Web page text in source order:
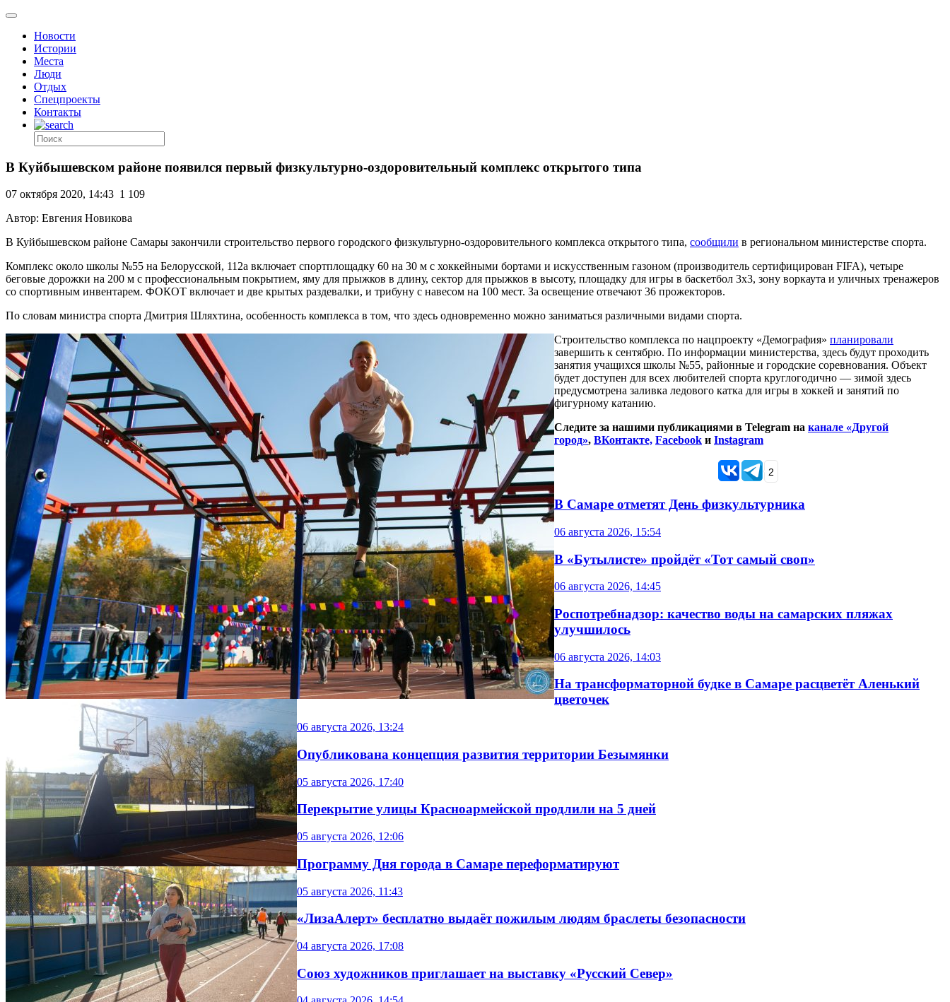
Новости
Истории
Места
Люди
Отдых
Спецпроекты
Контакты
В Куйбышевском районе появился первый физкультурно-оздоровительный комплекс открытого типа
07 октября 2020, 14:43 1 109
Автор: Евгения Новикова
В Куйбышевском районе Самары закончили строительство первого городского физкультурно-оздоровительного комплекса открытого типа, сообщили в региональном министерстве спорта.
Комплекс около школы №55 на Белорусской, 112а включает спортплощадку 60 на 30 м с хоккейными бортами и искусственным газоном (производитель сертифицирован FIFA), четыре
беговые дорожки на 200 м с профессиональным покрытием, яму для прыжков в длину, сектор для прыжков в высоту, площадку для игры в баскетбол 3х3, зону воркаута и уличных тренажеров
со спортивным инвентарем. ФОКОТ включает и две крытых раздевалки, и трибуну с навесом на 100 мест. За освещение отвечают 36 прожекторов.
По словам министра спорта Дмитрия Шляхтина, особенность комплекса в том, что здесь одновременно можно заниматься различными видами спорта.
Строительство комплекса по нацпроекту «Демография» планировали
завершить к сентябрю. По информации министерства, здесь будут проходить
занятия учащихся школы №55, районные и городские соревнования. Объект
будет доступен для всех любителей спорта круглогодично — зимой здесь
предусмотрена заливка ледового катка для игры в хоккей и занятий по
фигурному катанию.
Следите за нашими публикациями в Telegram на канале «Другой
город», ВКонтакте, Facebook и Instagram
2
В Самаре отметят День физкультурника
06 августа 2026, 15:54
В «Бутылисте» пройдёт «Тот самый своп»
06 августа 2026, 14:45
Роспотребнадзор: качество воды на самарских пляжах
улучшилось
06 августа 2026, 14:03
На трансформаторной будке в Самаре расцветёт Аленький
цветочек
06 августа 2026, 13:24
Опубликована концепция развития территории Безымянки
05 августа 2026, 17:40
Перекрытие улицы Красноармейской продлили на 5 дней
05 августа 2026, 12:06
Программу Дня города в Самаре переформатируют
05 августа 2026, 11:43
«ЛизаАлерт» бесплатно выдаёт пожилым людям браслеты безопасности
04 августа 2026, 17:08
Союз художников приглашает на выставку «Русский Север»